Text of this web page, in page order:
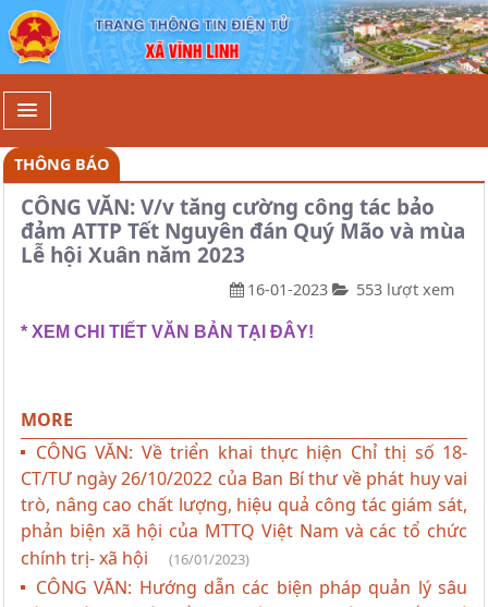
Chi tiết - Xã Vĩnh Linh
THÔNG BÁO
CÔNG VĂN: V/v tăng cường công tác bảo
đảm ATTP Tết Nguyên đán Quý Mão và mùa
Lễ hội Xuân năm 2023
16-01-2023 553 lượt xem
* XEM CHI TIẾT VĂN BẢN TẠI ĐÂY!
MORE
CÔNG VĂN: Về triển khai thực hiện Chỉ thị số 18-
CT/TƯ ngày 26/10/2022 của Ban Bí thư về phát huy vai
trò, nâng cao chất lượng, hiệu quả công tác giám sát,
phản biện xã hội của MTTQ Việt Nam và các tổ chức
chính trị- xã hội
(16/01/2023)
CÔNG VĂN: Hướng dẫn các biện pháp quản lý sâu